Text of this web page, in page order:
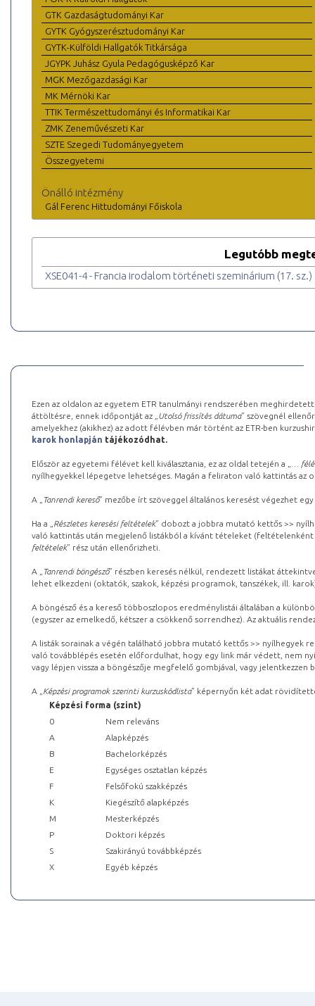
GTK Gazdaságtudományi Kar
GYTK Gyógyszerésztudományi Kar
GYTK-Külföldi Hallgatók Titkársága
JGYPK Juhász Gyula Pedagógusképző Kar
MGK Mezőgazdasági Kar
MK Mérnöki Kar
TTIK Természettudományi és Informatikai Kar
ZMK Zeneművészeti Kar
SZTE Szegedi Tudományegyetem
Összegyetemi
Önálló intézmény
Gál Ferenc Hittudományi Főiskola
Legutóbb
XSE041-4 - Francia irodalom történeti szeminárium (17. sz.)
Ezen az oldalon az egyetem ETR tanulmányi rendszerében
áttöltésre, ennek időpontját az „ Utolsó frissítés dátuma” szövegnél
amelyekhez (akikhez) az adott félévben már történt az ETR-ben
karok honlapján tájékozódhat.
Először az egyetemi félévet kell kiválasztania, ez az oldal tetején a „
…
nyílhegyekkel lépegetve lehetséges. Magán a feliraton való kattintás az
A „ Tanrendi kereső” mezőbe írt szöveggel általános keresést végezhet
Ha a „ Részletes keresési feltételek” dobozt a jobbra mutató kettős >>
való kattintás után megjelenő listákból a kívánt tételeket (feltételenként
feltételek” rész után ellenőrizheti.
A „ Tanrendi böngésző” részben keresés nélkül, rendezett listákat
lehet elkezdeni (oktatók, szakok, képzési programok, tanszékek, ill.
A böngésző és a kereső többoszlopos eredménylistái általában a
(egyszer az emelkedő, kétszer a csökkenő sorrendhez). Az aktuális
A listák sorainak a végén található jobbra mutató kettős >> nyílhegyek
való továbblépés esetén előfordulhat, hogy egy link már védett, nem
vagy lépjen vissza a böngészője megfelelő gombjával, vagy
A „ Képzési programok szerinti kurzuskódlista” képernyőn két adat
Képzési forma (szint)
0
Nem releváns
A
Alapképzés
B
Bachelorképzés
E
Egységes osztatlan képzés
F
Felsőfokú szakképzés
K
Kiegészítő alapképzés
M
Mesterképzés
P
Doktori képzés
S
Szakirányú továbbképzés
X
Egyéb képzés